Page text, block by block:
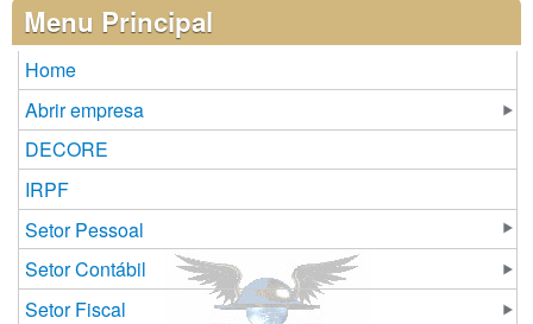
Menu Principal
Home
Abrir empresa
DECORE
IRPF
Setor Pessoal
Setor Contábil
Setor Fiscal